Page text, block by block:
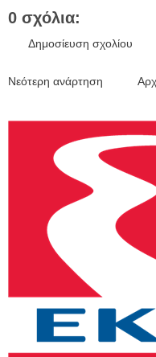
0 σχόλια:
Δημοσίευση σχολίου
Νεότερη ανάρτηση